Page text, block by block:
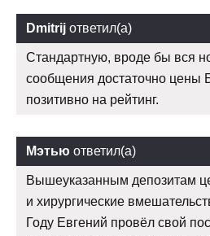
Dmitrij ответил(а)
Стандартную, вроде бы вся
сообщения достаточно цены
позитивно на рейтинг.
Мэтью ответил(а)
Вышеуказанным депозитам
и хирургические
Году Евгений провёл свой